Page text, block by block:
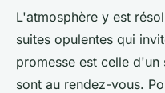
L'atmosphère y est
suites opulentes qui
promesse est celle
sont au rendez-vous.